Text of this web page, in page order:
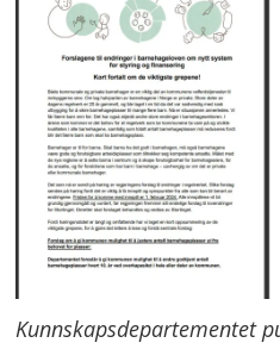
Kunnskapsdepartementet